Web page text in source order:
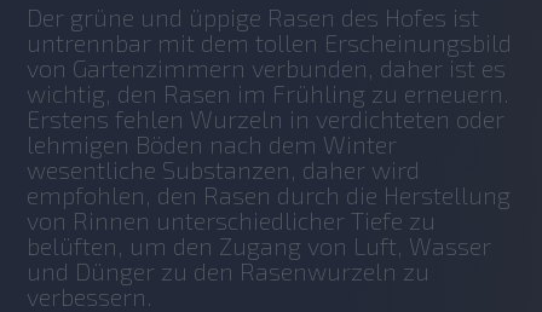
Der grüne und üppige Rasen des Hofes ist
untrennbar mit dem tollen Erscheinungsbild
von Gartenzimmern verbunden, daher ist es
wichtig, den Rasen im Frühling zu erneuern.
Erstens fehlen Wurzeln in verdichteten oder
lehmigen Böden nach dem Winter
wesentliche Substanzen, daher wird
empfohlen, den Rasen durch die Herstellung
von Rinnen unterschiedlicher Tiefe zu
belüften, um den Zugang von Luft, Wasser
und Dünger zu den Rasenwurzeln zu
verbessern.